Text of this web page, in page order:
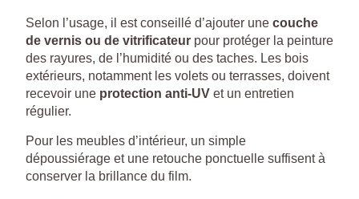
Selon l’usage, il est conseillé d’ajouter une couche
de vernis ou de vitrificateur pour protéger la peinture
des rayures, de l’humidité ou des taches. Les bois
extérieurs, notamment les volets ou terrasses, doivent
recevoir une protection anti-UV et un entretien
régulier.
Pour les meubles d’intérieur, un simple
dépoussiérage et une retouche ponctuelle suffisent à
conserver la brillance du film.